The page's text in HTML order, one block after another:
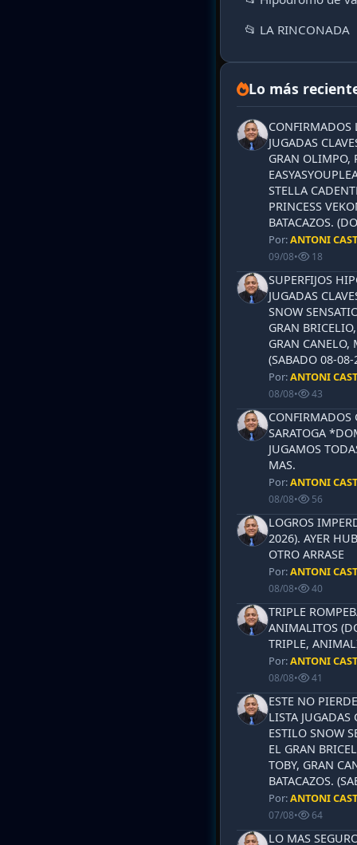
📂 LA RINCONADA
Lo más
CONFIRMADOS
JUGADAS
GRAN OLIMPO,
STELLA
PRINCESS
BATACAZOS.
Por:ANTONI
09/08• 18
SUPERFIJOS
JUGADAS
SNOW
GRAN
GRAN CANELO,
(SABADO 08-
Por:ANTONI
08/08• 43
CONFIRMADOS
SARATOGA
JUGAMOS
MAS.
Por:ANTONI
08/08• 56
LOGROS
2026). AYER
OTRO ARRASE
Por:ANTONI
08/08• 40
TRIPLE
ANIMALITOS
TRIPLE,
Por:ANTONI
08/08• 41
ESTE NO
LISTA JUGADAS
ESTILO SNOW
EL GRAN
TOBY, GRAN
BATACAZOS.
Por:ANTONI
07/08• 64
LO MAS